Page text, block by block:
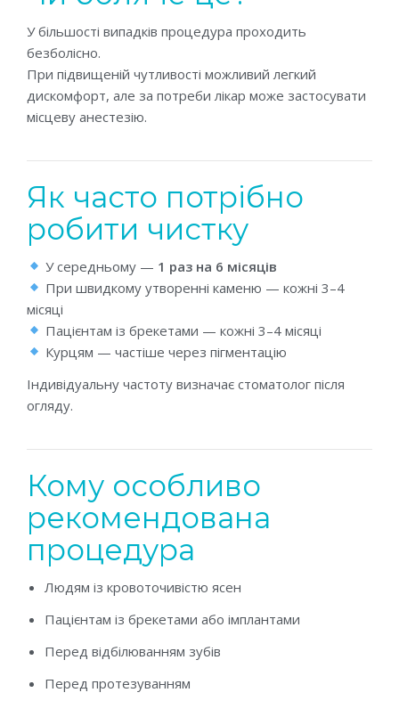
У більшості випадків процедура проходить
безболісно.
При підвищеній чутливості можливий легкий
дискомфорт, але за потреби лікар може застосувати
місцеву анестезію.
Як часто потрібно
робити чистку
У середньому — 1 раз на 6 місяців
При швидкому утворенні каменю — кожні 3–4
місяці
Пацієнтам із брекетами — кожні 3–4 місяці
Курцям — частіше через пігментацію
Індивідуальну частоту визначає стоматолог після
огляду.
Кому особливо
рекомендована
процедура
Людям із кровоточивістю ясен
Пацієнтам із брекетами або імплантами
Перед відбілюванням зубів
Перед протезуванням